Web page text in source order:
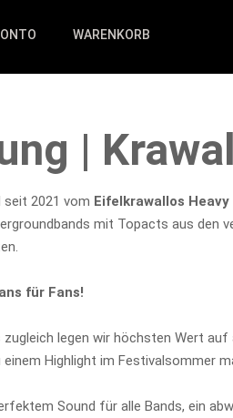
WARENKORB
|
seit 2021 vom Eifelkrawallos Heavy
mit Topacts aus den
für Fans!
legen wir höchsten Wert
Highlight im Festivalsommer
Sound für alle Bands, ein